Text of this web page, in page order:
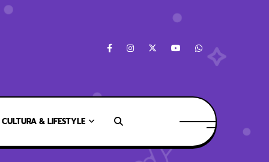
CULTURA & LIFESTYLE